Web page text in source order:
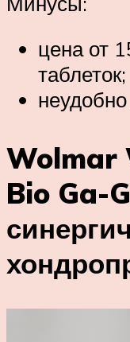
цена от
таблеток;
Wolmar
Bio Ga-